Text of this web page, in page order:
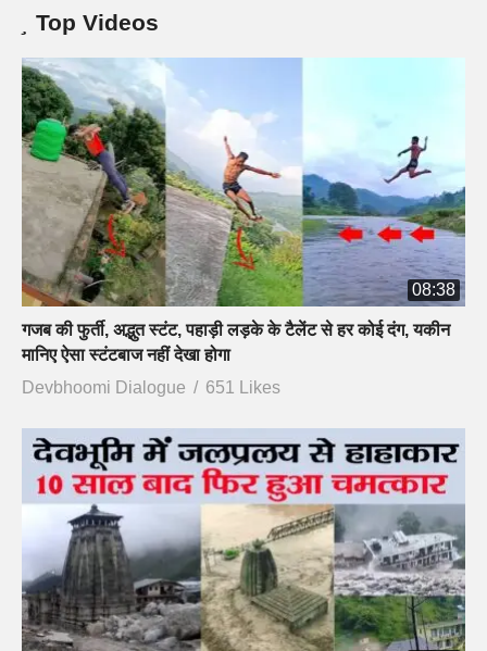
Top Videos
08:38
गजब की फुर्ती, अद्भुत स्टंट, पहाड़ी लड़के के टैलेंट से हर कोई दंग, यकीन
मानिए ऐसा स्टंटबाज नहीं देखा होगा
Devbhoomi Dialogue
651 Likes